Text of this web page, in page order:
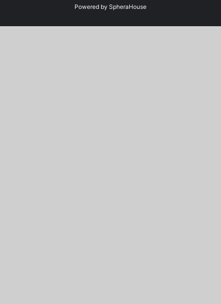
Powered by SpheraHouse